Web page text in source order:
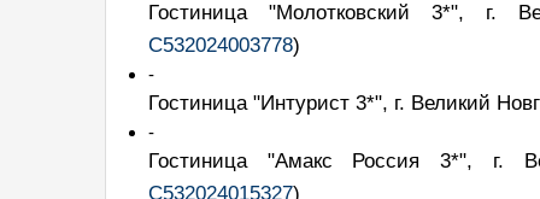
Гостиница "Молотковский 3*", г.
С532024003778)
-
Гостиница "Интурист 3*", г. Великий
-
Гостиница "Амакс Россия 3*", г.
С532024015327)